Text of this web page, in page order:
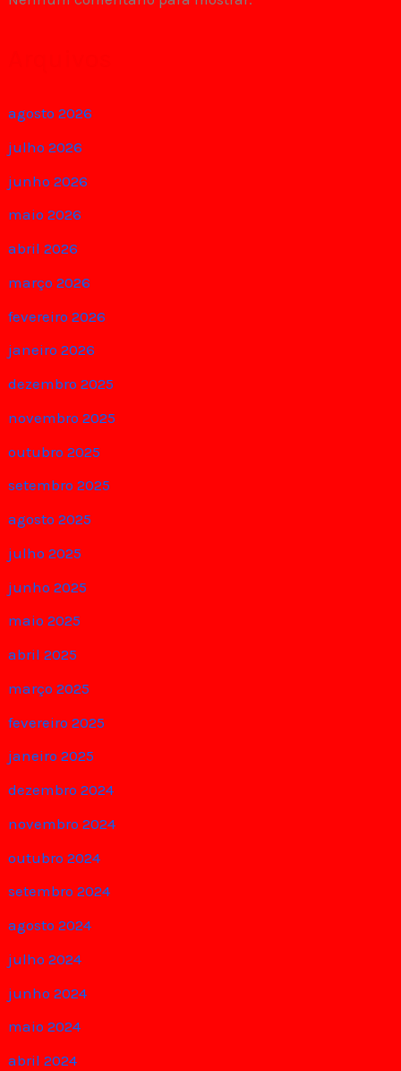
agosto 2026
julho 2026
junho 2026
maio 2026
abril 2026
março 2026
fevereiro 2026
janeiro 2026
dezembro 2025
novembro 2025
outubro 2025
setembro 2025
agosto 2025
julho 2025
junho 2025
maio 2025
abril 2025
março 2025
fevereiro 2025
janeiro 2025
dezembro 2024
novembro 2024
outubro 2024
setembro 2024
agosto 2024
julho 2024
junho 2024
maio 2024
abril 2024